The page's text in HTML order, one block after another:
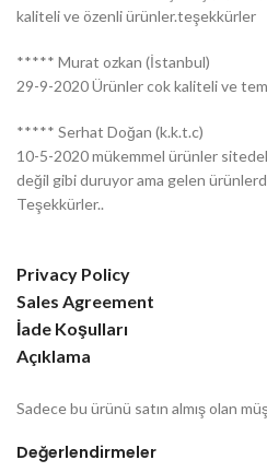
kaliteli ve özenli ürünler.teşekkürler
***** Murat ozkan (İstanbul)
29-9-2020 Ürünler cok kaliteli ve
***** Serhat Doğan (k.k.t.c)
10-5-2020 mükemmel ürünler
değil gibi duruyor ama gelen
Teşekkürler..
Privacy Policy
Sales Agreement
İade Koşulları
Açıklama
Değerlendirmeler
Sadece bu ürünü satın almış olan